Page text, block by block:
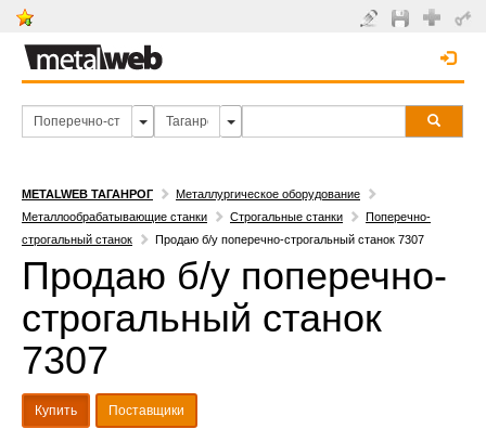
METALWEB ТАГАНРОГ
Металлургическое оборудование
Металлообрабатывающие станки
Строгальные станки
Поперечно-
строгальный станок
Продаю б/у поперечно-строгальный станок 7307
Продаю б/у поперечно-
строгальный станок
7307
Купить Поставщики